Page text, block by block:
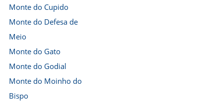
Monte do Cupido
Monte do Defesa de
Meio
Monte do Gato
Monte do Godial
Monte do Moinho do
Bispo